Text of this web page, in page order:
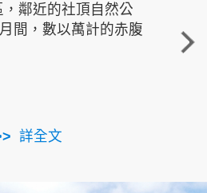
鄰近的社頂自然公
間，數以萬計的赤腹
詳全文
重
走進